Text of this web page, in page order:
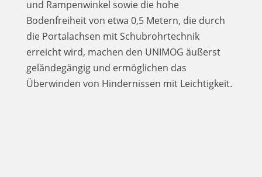
und Rampenwinkel sowie die hohe
Bodenfreiheit von etwa 0,5 Metern, die durch
die Portalachsen mit Schubrohrtechnik
erreicht wird, machen den UNIMOG äußerst
geländegängig und ermöglichen das
Überwinden von Hindernissen mit Leichtigkeit.